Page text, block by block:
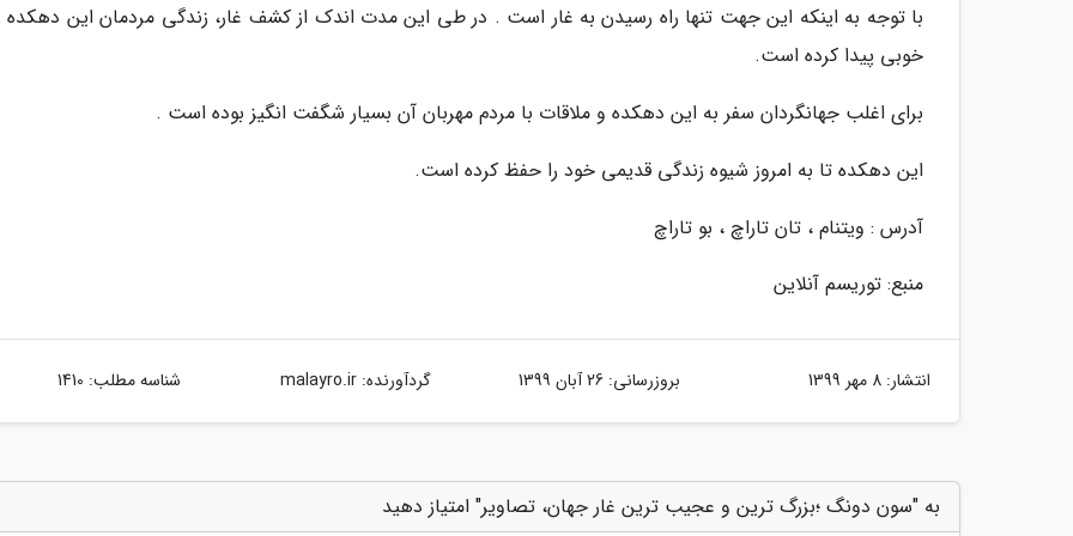
با توجه به اینکه این جهت تنها راه رسیدن به غار است . در طی این مدت اندک از کشف غار، زندگی مردمان این دهکده
خوبی پیدا کرده است.
برای اغلب جهانگردان سفر به این دهکده و ملاقات با مردم مهربان آن بسیار شگفت انگیز بوده است .
این دهکده تا به امروز شیوه زندگی قدیمی خود را حفظ کرده است.
آدرس : ویتنام ، تان تاراچ ، بو تاراچ
منبع: توریسم آنلاین
انتشار: 8 مهر 1399 بروزرسانی: 26 آبان 1399 گردآورنده:malayro.ir شناسه مطلب: 1410
به "سون دونگ ؛بزرگ ترین و عجیب ترین غار جهان، تصاویر" امتیاز دهید